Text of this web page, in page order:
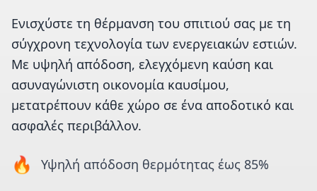
Ενισχύστε τη θέρμανση του σπιτιού σας με τη
σύγχρονη τεχνολογία των ενεργειακών εστιών.
Με υψηλή απόδοση, ελεγχόμενη καύση και
ασυναγώνιστη οικονομία καυσίμου,
μετατρέπουν κάθε χώρο σε ένα αποδοτικό και
ασφαλές περιβάλλον.
🔥 Υψηλή απόδοση θερμότητας έως 85%